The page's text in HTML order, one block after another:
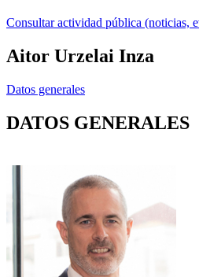
Consultar actividad pública (noticias,
Aitor Urzelai Inza
Datos generales
DATOS GENERALES